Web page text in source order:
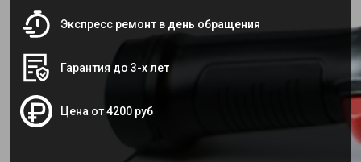
Экспресс ремонт в день обращения
Гарантия до 3-х лет
Цена от 4200 руб